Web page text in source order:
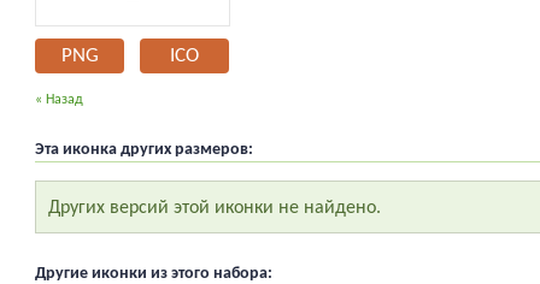
PNG ICO
« Назад
Эта иконка других размеров:
Других версий этой иконки не найдено.
Другие иконки из этого набора: